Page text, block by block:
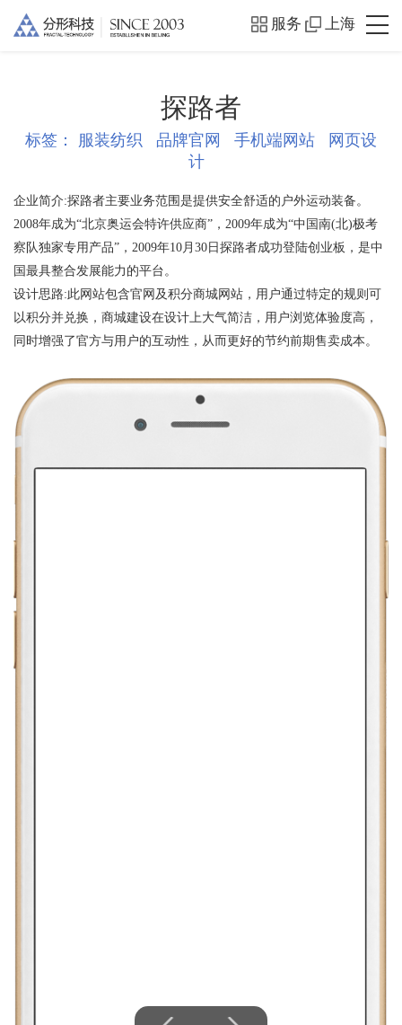
服务 上海
探路者
标签： 服装纺织 品牌官网 手机端网站
网页设
计
企业简介:探路者主要业务范围是提供安全舒适的户外运动装备。
2008年成为“北京奥运会特许供应商”，2009年成为“中国南(北)极考
察队独家专用产品”，2009年10月30日探路者成功登陆创业板，是中
国最具整合发展能力的平台。
设计思路:此网站包含官网及积分商城网站，用户通过特定的规则可
以积分并兑换，商城建设在设计上大气简洁，用户浏览体验度高，
同时增强了官方与用户的互动性，从而更好的节约前期售卖成本。